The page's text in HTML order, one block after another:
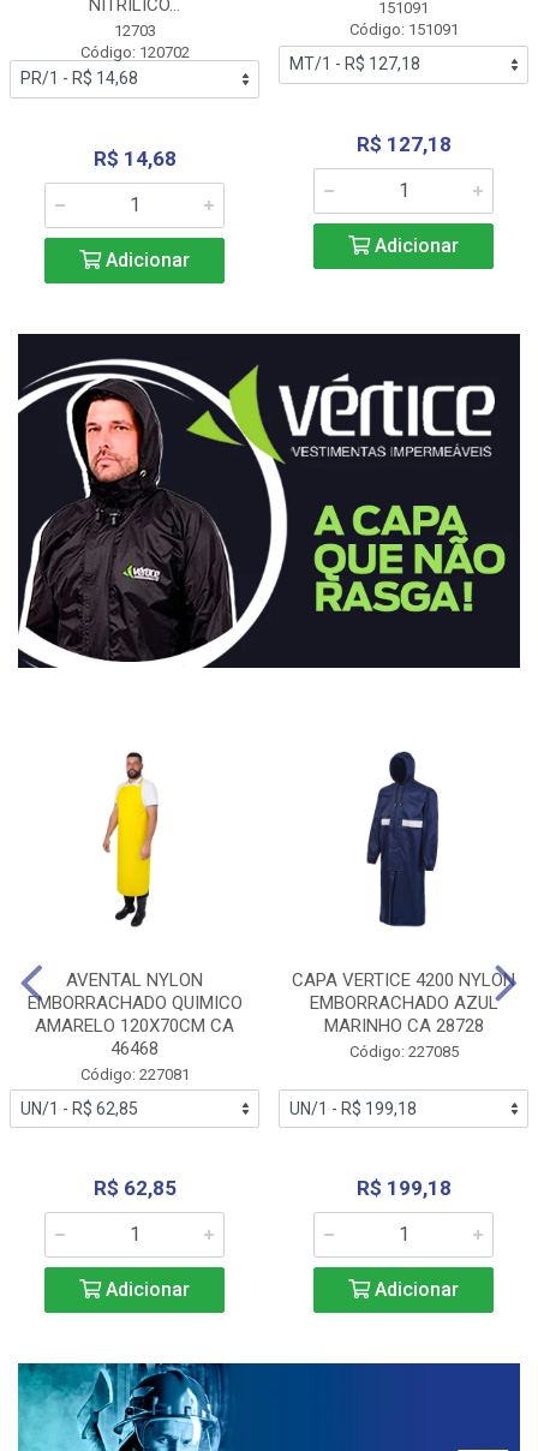
NITRÍLICO...
12703
Código: 120702
R$ 14,68
Adicionar
151091
Código: 151091
R$ 127,18
Adicionar
AVENTAL NYLON
EMBORRACHADO QUIMICO
AMARELO 120X70CM CA
46468
Código: 227081
R$ 62,85
Adicionar
CAPA VERTICE 4200 NYLON
EMBORRACHADO AZUL
MARINHO CA 28728
Código: 227085
R$ 199,18
Adicionar